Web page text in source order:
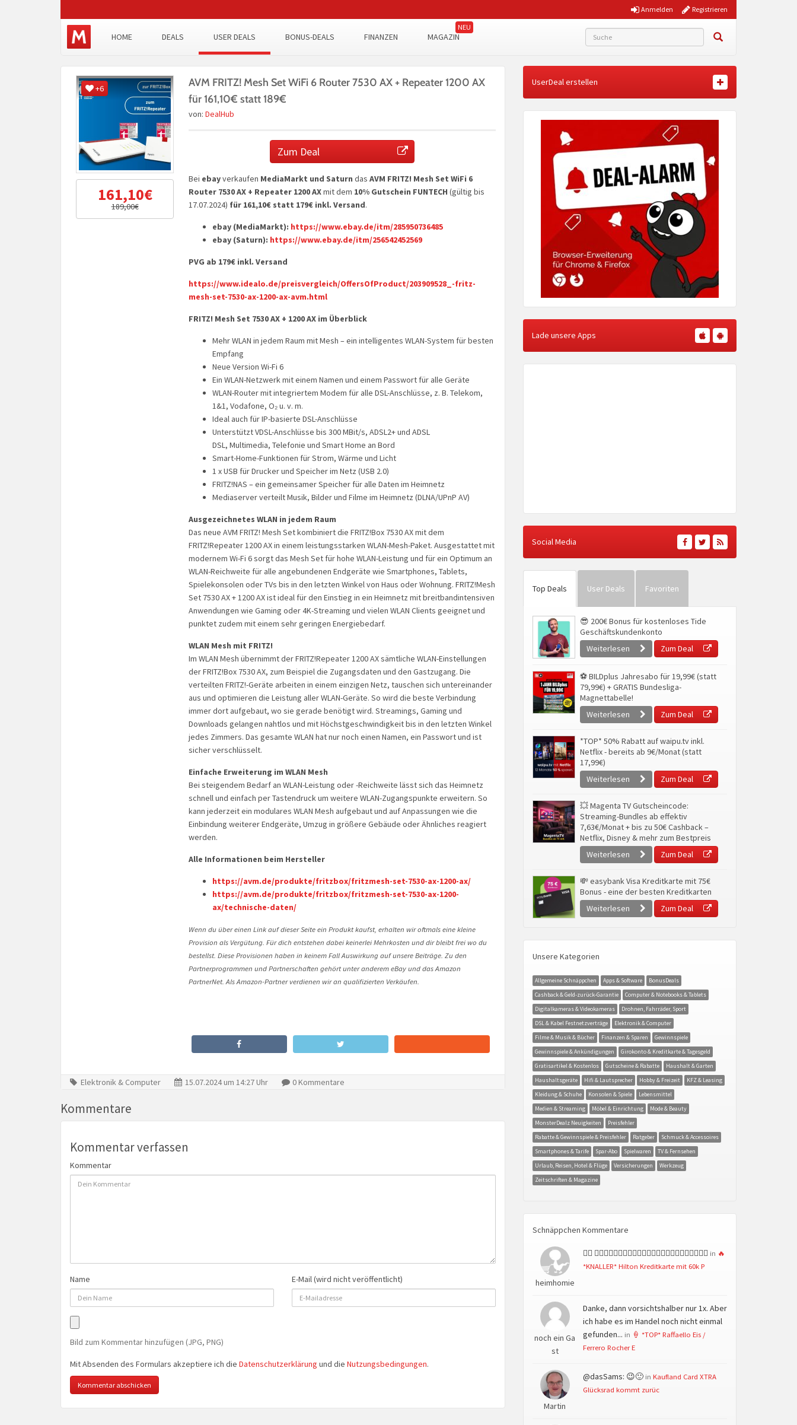
Registrieren
Anmelden
HOME DEALS USER DEALS BONUS-DEALS FINANZEN MAGAZIN
+6
161,10€
189,00€
AVM FRITZ! Mesh Set WiFi 6 Router 7530 AX + Repeater 1200 AX
für 161,10€ statt 189€
von: DealHub
Zum Deal
Bei ebayverkaufen MediaMarkt und Saturn das AVM FRITZ! Mesh Set WiFi 6
Router 7530 AX + Repeater 1200 AXmit dem 10% Gutschein FUNTECH (gültig bis
17.07.2024) für 161,10€ statt 179€ inkl. Versand.
ebay (MediaMarkt): https://www.ebay.de/itm/285950736485
ebay (Saturn): https://www.ebay.de/itm/256542452569
PVG ab 179€ inkl. Versand
https://www.idealo.de/preisvergleich/OffersOfProduct/203909528_-fritz-
mesh-set-7530-ax-1200-ax-avm.html
FRITZ! Mesh Set 7530 AX + 1200 AX im Überblick
Mehr WLAN in jedem Raum mit Mesh – ein intelligentes WLAN-System für besten
Empfang
Neue Version Wi-Fi 6
Ein WLAN-Netzwerk mit einem Namen und einem Passwort für alle Geräte
WLAN-Router mit integriertem Modem für alle DSL-Anschlüsse, z. B. Telekom,
1&1, Vodafone, O₂ u. v. m.
Ideal auch für IP-basierte DSL-Anschlüsse
Unterstützt VDSL-Anschlüsse bis 300 MBit/s, ADSL2+ und ADSL
DSL, Multimedia, Telefonie und Smart Home an Bord
Smart-Home-Funktionen für Strom, Wärme und Licht
1 x USB für Drucker und Speicher im Netz (USB 2.0)
FRITZ!NAS – ein gemeinsamer Speicher für alle Daten im Heimnetz
Mediaserver verteilt Musik, Bilder und Filme im Heimnetz (DLNA/UPnP AV)
Ausgezeichnetes WLAN in jedem Raum
Das neue AVM FRITZ! Mesh Set kombiniert die FRITZ!Box 7530 AX mit dem
FRITZ!Repeater 1200 AX in einem leistungsstarken WLAN-Mesh-Paket. Ausgestattet mit
modernem Wi-Fi 6 sorgt das Mesh Set für hohe WLAN-Leistung und für ein Optimum an
WLAN-Reichweite für alle angebundenen Endgeräte wie Smartphones, Tablets,
Spielekonsolen oder TVs bis in den letzten Winkel von Haus oder Wohnung. FRITZ!Mesh
Set 7530 AX + 1200 AX ist ideal für den Einstieg in ein Heimnetz mit breitbandintensiven
Anwendungen wie Gaming oder 4K-Streaming und vielen WLAN Clients geeignet und
punktet zudem mit einem sehr geringen Energiebedarf.
WLAN Mesh mit FRITZ!
Im WLAN Mesh übernimmt der FRITZ!Repeater 1200 AX sämtliche WLAN-Einstellungen
der FRITZ!Box 7530 AX, zum Beispiel die Zugangsdaten und den Gastzugang. Die
verteilten FRITZ!-Geräte arbeiten in einem einzigen Netz, tauschen sich untereinander
aus und optimieren die Leistung aller WLAN-Geräte. So wird die beste Verbindung
immer dort aufgebaut, wo sie gerade benötigt wird. Streamings, Gaming und
Downloads gelangen nahtlos und mit Höchstgeschwindigkeit bis in den letzten Winkel
jedes Zimmers. Das gesamte WLAN hat nur noch einen Namen, ein Passwort und ist
sicher verschlüsselt.
Einfache Erweiterung im WLAN Mesh
Bei steigendem Bedarf an WLAN-Leistung oder -Reichweite lässt sich das Heimnetz
schnell und einfach per Tastendruck um weitere WLAN-Zugangspunkte erweitern. So
kann jederzeit ein modulares WLAN Mesh aufgebaut und auf Anpassungen wie die
Einbindung weiterer Endgeräte, Umzug in größere Gebäude oder Ähnliches reagiert
werden.
Alle Informationen beim Hersteller
https://avm.de/produkte/fritzbox/fritzmesh-set-7530-ax-1200-ax/
https://avm.de/produkte/fritzbox/fritzmesh-set-7530-ax-1200-
ax/technische-daten/
Wenn du über einen Link auf dieser Seite ein Produkt kaufst, erhalten wir oftmals eine kleine
Provision als Vergütung. Für dich entstehen dabei keinerlei Mehrkosten und dir bleibt frei wo du
bestellst. Diese Provisionen haben in keinem Fall Auswirkung auf unsere Beiträge. Zu den
Partnerprogrammen und Partnerschaften gehört unter anderem eBay und das Amazon
PartnerNet. Als Amazon-Partner verdienen wir an qualifizierten Verkäufen.
Elektronik & Computer 15.07.2024 um 14:27 Uhr 0 Kommentare
Kommentare
Kommentar verfassen
Kommentar
Name E-Mail (wird nicht veröffentlicht)
Bild zum Kommentar hinzufügen (JPG, PNG)
Mit Absenden des Formulars akzeptiere ich die Datenschutzerklärung und die Nutzungsbedingungen.
UserDeal erstellen
Lade unsere Apps
Social Media
Top Deals User Deals Favoriten
😎 200€ Bonus für kostenloses Tide
Geschäftskundenkonto
Weiterlesen
Zum Deal
⚽ BILDplus Jahresabo für 19,99€ (statt
79,99€) + GRATIS Bundesliga-
Magnettabelle!
Weiterlesen
Zum Deal
*TOP* 50% Rabatt auf waipu.tv inkl.
Netflix - bereits ab 9€/Monat (statt
17,99€)
Weiterlesen
Zum Deal
💥 Magenta TV Gutscheincode:
Streaming-Bundles ab effektiv
7,63€/Monat + bis zu 50€ Cashback –
Netflix, Disney & mehr zum Bestpreis
Weiterlesen
Zum Deal
💸 easybank Visa Kreditkarte mit 75€
Bonus - eine der besten Kreditkarten
Weiterlesen
Zum Deal
Unsere Kategorien
Allgemeine Schnäppchen Apps & Software
BonusDeals
Cashback & Geld-zurück-Garantie
Computer & Notebooks & Tablets
Digitalkameras & Videokameras
Drohnen, Fahrräder, Sport
DSL & Kabel Festnetzverträge
Elektronik & Computer
Filme & Musik & Bücher
Finanzen & Sparen
Gewinnspiele
Gewinnspiele & Ankündigungen
Girokonto & Kreditkarte & Tagesgeld
Gratisartikel & Kostenlos
Gutscheine & Rabatte
Haushalt & Garten
Haushaltsgeräte
Hifi & Lautsprecher Hobby & Freizeit
KFZ & Leasing
Kleidung & Schuhe
Konsolen & Spiele
Lebensmittel
Medien & Streaming
Möbel & Einrichtung
Mode & Beauty
MonsterDealz Neuigkeiten
Preisfehler
Rabatte & Gewinnspiele & Preisfehler
Ratgeber
Schmuck & Accessoires
Smartphones & Tarife
Spar-Abo Spielwaren
TV & Fernsehen
Urlaub, Reisen, Hotel & Flüge
Versicherungen
Werkzeug
Zeitschriften & Magazine
Schnäppchen Kommentare
heimhomie
👍🏻 👍🏻👍🏻👍🏻👍🏻👍🏻👍🏻👍🏻👍🏻👍🏻👍🏻👍🏻👍🏻 in 🔥
*KNALLER* Hilton Kreditkarte mit 60k P
noch ein Ga
st
Danke, dann vorsichtshalber nur 1x. Aber
ich habe es im Handel noch nicht einmal
gefunden... in 🍦 *TOP* Raffaello Eis /
Ferrero Rocher E
Martin
@dasSams: 😉🙂 in Kaufland Card XTRA
Glücksrad kommt zurüc